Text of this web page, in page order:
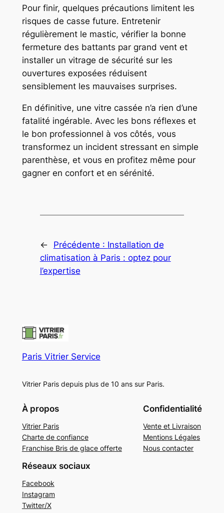
Pour finir, quelques précautions limitent les
risques de casse future. Entretenir
régulièrement le mastic, vérifier la bonne
fermeture des battants par grand vent et
installer un vitrage de sécurité sur les
ouvertures exposées réduisent
sensiblement les mauvaises surprises.
En définitive, une vitre cassée n’a rien d’une
fatalité ingérable. Avec les bons réflexes et
le bon professionnel à vos côtés, vous
transformez un incident stressant en simple
parenthèse, et vous en profitez même pour
gagner en confort et en sérénité.
← Précédente : Installation de
climatisation à Paris : optez pour
l’expertise
Paris Vitrier Service
Vitrier Paris depuis plus de 10 ans sur Paris.
À propos
Vitrier Paris
Charte de confiance
Franchise Bris de glace offerte
Confidentialité
Vente et Livraison
Mentions Légales
Nous contacter
Réseaux sociaux
Facebook
Instagram
Twitter/X